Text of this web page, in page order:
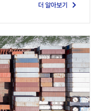
더 알아보기